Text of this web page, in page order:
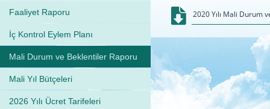
Faaliyet Raporu
İç Kontrol Eylem Planı
Mali Durum ve Beklentiler Raporu
Mali Yıl Bütçeleri
2026 Yılı Ücret Tarifeleri
2020 Yılı Mali Durum